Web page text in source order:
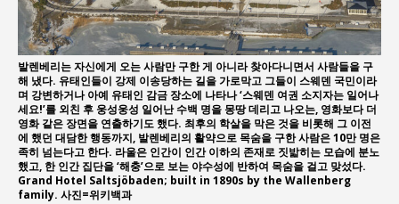
발렌베리는 자신에게 오는 사람만 구한 게 아니라 찾아다니면서 사람들을 구
해 냈다. 유태인들이 강제 이송당하는 길을 가로막고 그들이 스웨덴 국민이라
며 강변하거나 아예 유태인 감금 장소에 나타나 ‘스웨덴 여권 소지자는 일어나
세요!’를 외친 후 웅성웅성 일어난 수백 명을 몽땅 데리고 나오는, 영화보다 더
영화 같은 장면을 연출하기도 했다. 최후의 학살을 막은 것을 비롯해 그 이전
에 했던 대담한 행동까지, 발렌베리의 활약으로 목숨을 구한 사람은 10만 명은
족히 넘는다고 한다. 라울은 인간이 인간 이하의 존재로 짓밟히는 모습에 분노
했고, 한 인간 집단을 ‘해충’으로 보는 야수성에 반하여 목숨을 걸고 맞섰다.
Grand Hotel Saltsjöbaden; built in 1890s by the Wallenberg
family. 사진=위키백과